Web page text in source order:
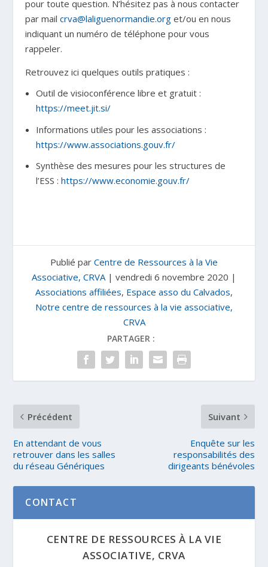
pour toute question. N’hésitez pas à nous contacter
par mailcrva@laliguenormandie.org et/ou en nous
indiquant un numéro de téléphone pour vous
rappeler.
Retrouvez ici quelques outils pratiques :
Outil de visioconférence libre et gratuit :
https://meet.jit.si/
Informations utiles pour les associations :
https://www.associations.gouv.fr/
Synthèse des mesures pour les structures de
l’ESS : https://www.economie.gouv.fr/
Publié par Centre de Ressources à la Vie
Associative, CRVA| vendredi 6 novembre 2020 |
Associations affiliées, Espace asso du Calvados,
Notre centre de ressources à la vie associative,
CRVA
PARTAGER :
Précédent
En attendant de vous
retrouver dans les salles
du réseau Génériques
Suivant
Enquête sur les
responsabilités des
dirigeants bénévoles
CONTACT
CENTRE DE RESSOURCES À LA VIE
ASSOCIATIVE, CRVA